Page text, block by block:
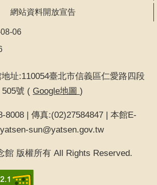
網站資料開放宣告
06
址:110054臺北市信義區仁愛路四段
505號 ( Google地圖 )
8008 | 傳真:(02)27584847 | 本館E-
sun@yatsen.gov.tw
館 版權所有 All Rights Reserved.